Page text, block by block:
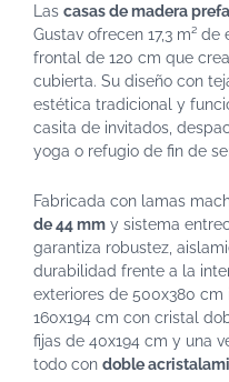
Las casas de madera
Gustav ofrecen 17,3 m²
frontal de 120 cm que
cubierta. Su diseño con
estética tradicional y
casita de invitados,
yoga o refugio de fin de
Fabricada con lamas
de 44 mm y sistema
garantiza robustez,
durabilidad frente a la
exteriores de 500x380
160x194 cm con cristal
fijas de 40x194 cm y una
todo con doble